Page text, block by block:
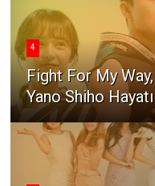
4
Fight For My
Yano Shiho